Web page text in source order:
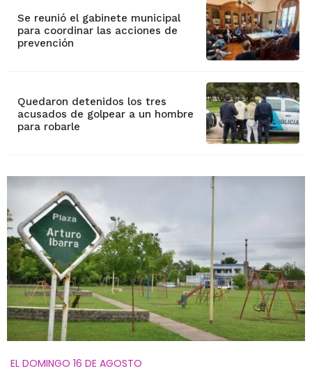
Se reunió el gabinete municipal
para coordinar las acciones de
prevención
Quedaron detenidos los tres
acusados de golpear a un hombre
para robarle
EL DOMINGO 16 DE AGOSTO